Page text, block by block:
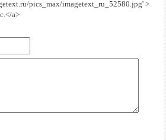
pics_max/imagetext_ru_52580.jpg' >
a>